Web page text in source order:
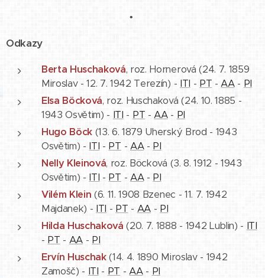
•
Odkazy
Berta Huschaková, roz. Hornerová (24. 7. 1859
Miroslav - 12. 7. 1942 Terezín) - ITI - PT -AA- PI
Elsa Böcková, roz. Huschaková (24. 10. 1885 -
1943 Osvětim) - ITI - PT -AA- PI
Hugo Böck (13. 6. 1879 Uherský Brod - 1943
Osvětim) - ITI - PT - AA- PI
Nelly Kleinová, roz. Böcková (3. 8. 1912 - 1943
Osvětim) - ITI - PT - AA- PI
Vilém Klein (6. 11. 1908 Bzenec - 11. 7. 1942
Majdanek) - ITI - PT - AA- PI
Hilda Huschaková (20. 7. 1888 - 1942 Lublin) - ITI
- PT - AA - PI
Ervín Huschak(14. 4. 1890 Miroslav - 1942
Zamošč) - ITI - PT -AA- PI